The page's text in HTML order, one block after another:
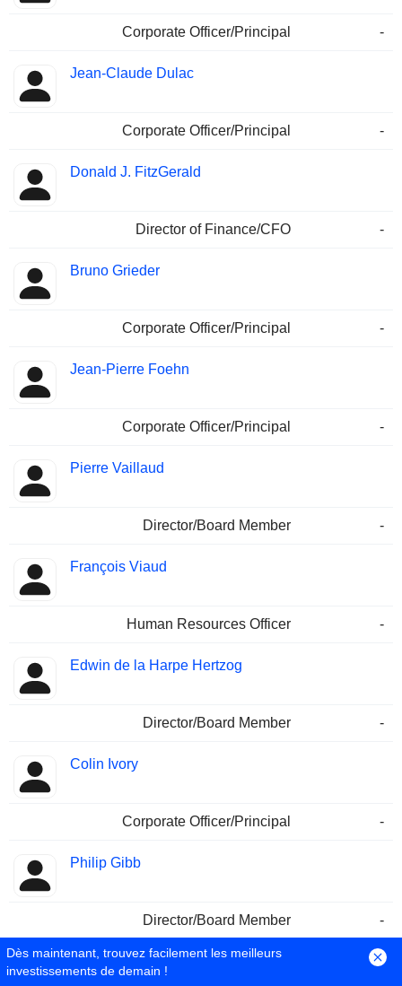
Corporate Officer/Principal -
Jean-Claude Dulac
Corporate Officer/Principal -
Donald J. FitzGerald
Director of Finance/CFO -
Bruno Grieder
Corporate Officer/Principal -
Jean-Pierre Foehn
Corporate Officer/Principal -
Pierre Vaillaud
Director/Board Member -
François Viaud
Human Resources Officer -
Edwin de la Harpe Hertzog
Director/Board Member -
Colin Ivory
Corporate Officer/Principal -
Philip Gibb
Director/Board Member -
Vincent Yves Francois Méary
Dès maintenant, trouvez facilement les meilleurs
investissements de demain !